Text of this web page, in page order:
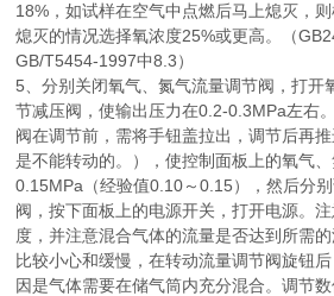
18%，如试样在空气中点燃后马上熄灭，
熄灭的情况选择氧浓度25%或更高。（
GB/T5454-1997中8.3）
5、分别关闭氧气、氮气流量调节阀，打开
节减压阀，使输出压力在0.2-0.3MPa左右
阀在调节前，需将手钮盖拉出，调节后再
是不能转动的。），使控制面板上的氧气
0.15MPa（经验值0.10～0.15），然后分
阀，按下面板上的电源开关，打开电源。
度，并注意混合气体的流量是否达到所需
比较小心和缓慢，在转动流量调节阀旋钮
因是气体需要在储气筒内充分混合。调节数